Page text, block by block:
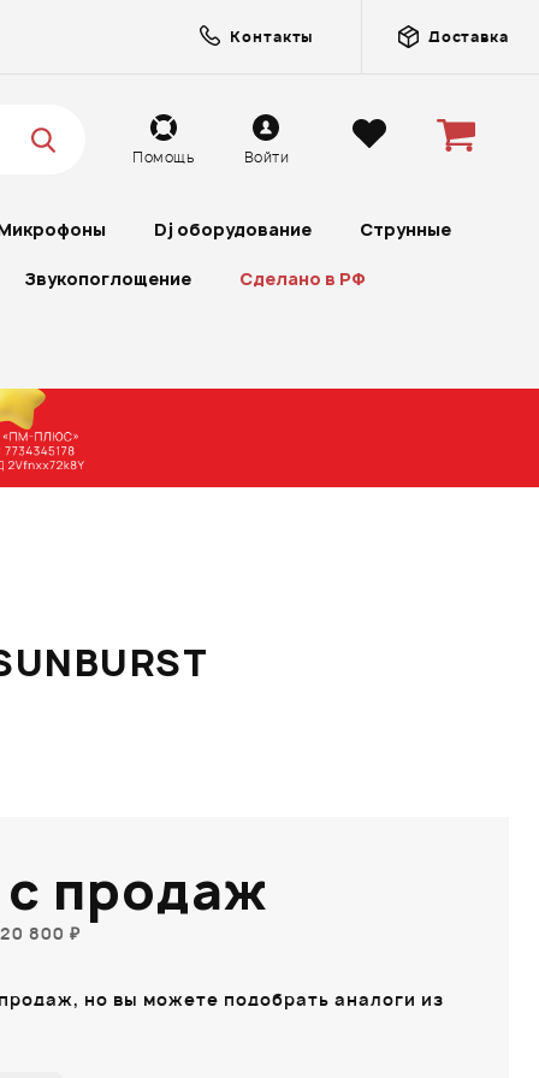
Контакты Доставка
Помощь Войти
Dj оборудование Струнные
Звукопоглощение Сделано в РФ
продаж
800 ₽
но вы можете подобрать аналоги из